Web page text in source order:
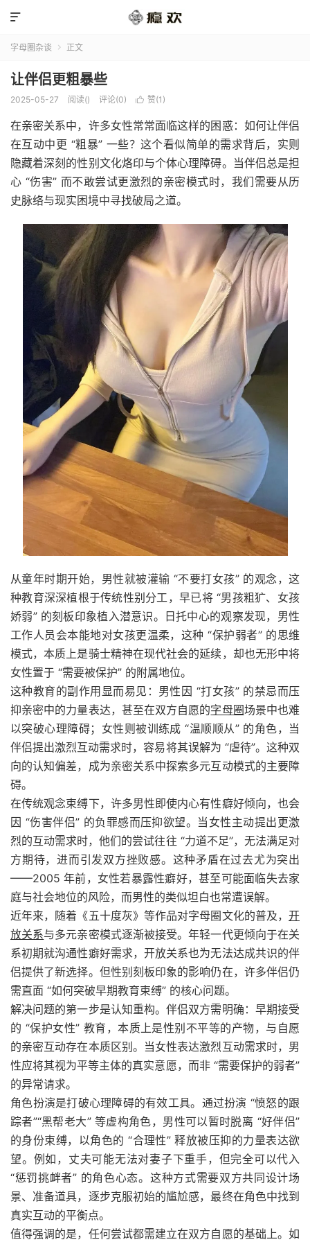

字母圈杂谈  正文
让伴侣更粗暴些
2025-05-27 阅读() 评论(0)  赞(1 )
在亲密关系中，许多女性常常面临这样的困惑：如何让伴侣
在互动中更 “粗暴” 一些？这个看似简单的需求背后，实则
隐藏着深刻的性别文化烙印与个体心理障碍。当伴侣总是担
心 “伤害” 而不敢尝试更激烈的亲密模式时，我们需要从历
史脉络与现实困境中寻找破局之道。
从童年时期开始，男性就被灌输 “不要打女孩” 的观念，这
种教育深深植根于传统性别分工，早已将 “男孩粗犷、女孩
娇弱” 的刻板印象植入潜意识。日托中心的观察发现，男性
工作人员会本能地对女孩更温柔，这种 “保护弱者” 的思维
模式，本质上是骑士精神在现代社会的延续，却也无形中将
女性置于 “需要被保护” 的附属地位。
这种教育的副作用显而易见：男性因 “打女孩” 的禁忌而压
抑亲密中的力量表达，甚至在双方自愿的字母圈场景中也难
以突破心理障碍；女性则被训练成 “温顺顺从” 的角色，当
伴侣提出激烈互动需求时，容易将其误解为 “虐待”。这种双
向的认知偏差，成为亲密关系中探索多元互动模式的主要障
碍。
在传统观念束缚下，许多男性即使内心有性癖好倾向，也会
因 “伤害伴侣” 的负罪感而压抑欲望。当女性主动提出更激
烈的互动需求时，他们的尝试往往 “力道不足”，无法满足对
方期待，进而引发双方挫败感。这种矛盾在过去尤为突出
——2005 年前，女性若暴露性癖好，甚至可能面临失去家
庭与社会地位的风险，而男性的类似坦白也常遭误解。
近年来，随着《五十度灰》等作品对字母圈文化的普及， 开
放关系与多元亲密模式逐渐被接受。年轻一代更倾向于在关
系初期就沟通性癖好需求，开放关系也为无法达成共识的伴
侣提供了新选择。但性别刻板印象的影响仍在，许多伴侣仍
需直面 “如何突破早期教育束缚” 的核心问题。
解决问题的第一步是认知重构。伴侣双方需明确：早期接受
的 “保护女性” 教育，本质上是性别不平等的产物，与自愿
的亲密互动存在本质区别。当女性表达激烈互动需求时，男
性应将其视为平等主体的真实意愿，而非 “需要保护的弱者”
的异常请求。
角色扮演是打破心理障碍的有效工具。通过扮演 “愤怒的跟
踪者”“黑帮老大” 等虚构角色，男性可以暂时脱离 “好伴侣”
的身份束缚，以角色的 “合理性” 释放被压抑的力量表达欲
望。例如，丈夫可能无法对妻子下重手，但完全可以代入
“惩罚挑衅者” 的角色心态。这种方式需要双方共同设计场
景、准备道具，逐步克服初始的尴尬感，最终在角色中找到
真实互动的平衡点。
值得强调的是，任何尝试都需建立在双方自愿的基础上。如